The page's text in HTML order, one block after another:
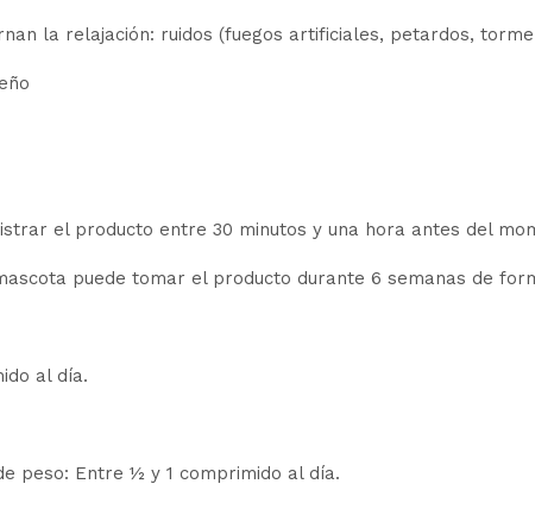
la relajación: ruidos (fuegos artificiales, petardos,
el producto entre 30 minutos y una hora antes del
puede tomar el producto durante 6 semanas de
al día.
peso: Entre ½ y 1 comprimido al día.